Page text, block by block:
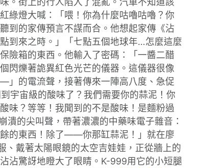
綠燈大喊：「喂！你為什麼咕嚕咕嚕？你
到的家傳預言不謀而合。他想起家傳《沾
到來之時。」「七點五個地球年…怎麼這麼
險箱的東西。他輸入了密碼：「一醬二醋
閃爍著詭異紅色光芒的儀器。這儀器很像
」的電流聲，接著傳來一陣高八度、急促
宇宙級的酸味了？我們需要你的蒜泥！你
味？等等！我聞到的不是酸味！是麵粉過
的尖叫聲，帶著濃濃的中藥味電子雜音：
的東西！除了——你那缸蒜泥！」就在廖
、戴著太陽眼鏡的太空吉娃娃，正從牆上的
沾驚訝地瞪大了眼睛。K-999用它的小短腿